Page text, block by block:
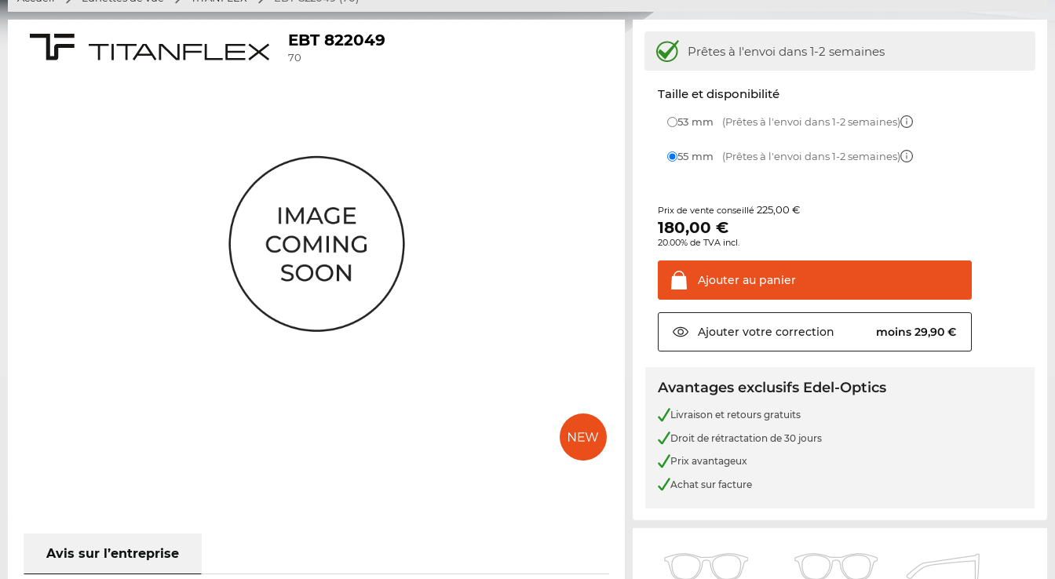
EBT 822049
70
Avis sur l’entreprise
Prêtes à l'envoi dans 1-2 semaines
Taille et disponibilité
53 mm (Prêtes à l'envoi dans 1-2 semaines)
55 mm (Prêtes à l'envoi dans 1-2 semaines)
Prix de vente conseillé225,00 €
180,00 €
20.00% de TVA incl.
Ajouter au panier
Ajouter votre correction moins 29,90 €
Avantages exclusifs Edel-Optics
Livraison et retours gratuits
Droit de rétractation de 30 jours
Prix avantageux
Achat sur facture